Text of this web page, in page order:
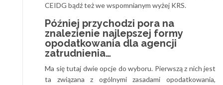
CEIDG bądź też we wspomnianym wyżej KRS.
Później przychodzi pora na
znalezienie najlepszej formy
opodatkowania dla agencji
zatrudnienia…
Ma się tutaj dwie opcje do wyboru. Pierwszą z nich jest
ta związana z ogólnymi zasadami opodatkowania,